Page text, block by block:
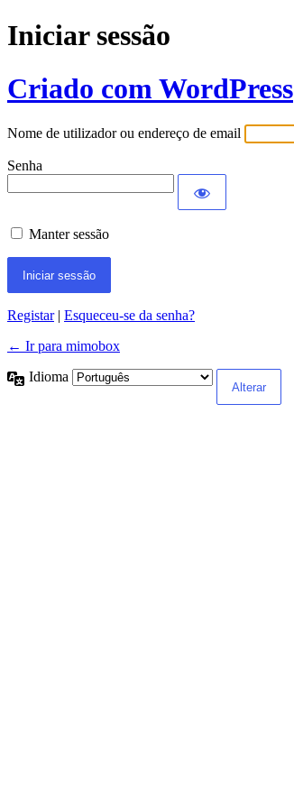
Iniciar sessão
Criado com WordPress
Nome de utilizador ou endereço de email
Senha
Manter sessão
Registar| Esqueceu-se da senha?
← Ir para mimobox
Idioma